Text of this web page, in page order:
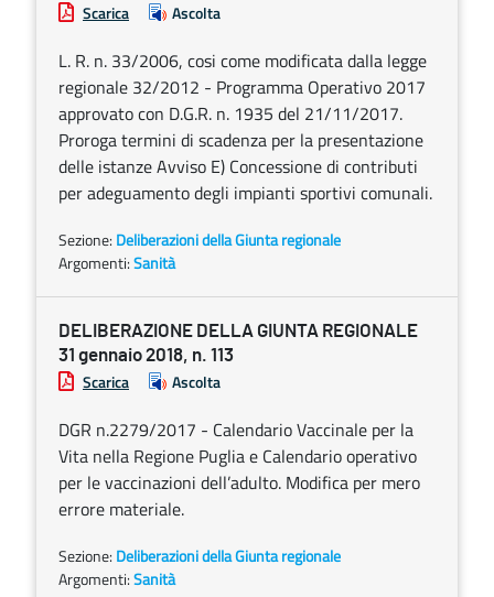
Scarica Ascolta
L. R. n. 33/2006, cosi come modificata dalla legge
regionale 32/2012 - Programma Operativo 2017
approvato con D.G.R. n. 1935 del 21/11/2017.
Proroga termini di scadenza per la presentazione
delle istanze Avviso E) Concessione di contributi
per adeguamento degli impianti sportivi comunali.
Sezione: Deliberazioni della Giunta regionale
Argomenti:Sanità
DELIBERAZIONE DELLA GIUNTA REGIONALE
31 gennaio 2018, n. 113
Scarica Ascolta
DGR n.2279/2017 - Calendario Vaccinale per la
Vita nella Regione Puglia e Calendario operativo
per le vaccinazioni dell’adulto. Modifica per mero
errore materiale.
Sezione: Deliberazioni della Giunta regionale
Argomenti:Sanità